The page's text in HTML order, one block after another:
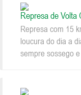
Represa de Volta
Represa com 15
loucura do dia a
sempre sossego